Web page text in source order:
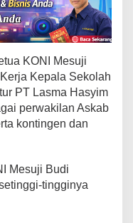
KONI Mesuji
Kepala Sekolah
PT Lasma Hasyim
perwakilan Askab
kontingen dan
Mesuji Budi
tingginya